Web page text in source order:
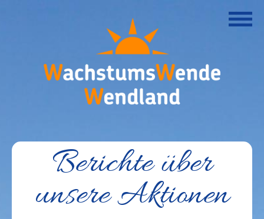
Berichte über
unsere Aktionen